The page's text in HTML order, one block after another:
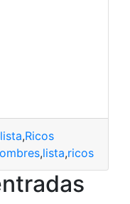
lista,Ricos
,lista,ricos